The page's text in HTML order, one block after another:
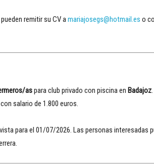
remitir su CV amariajosegs@hotmail.es o
aspara club privado con piscina en Badajoz
salario de 1.800 euros.
para el 01/07/2026. Las personas interesadas